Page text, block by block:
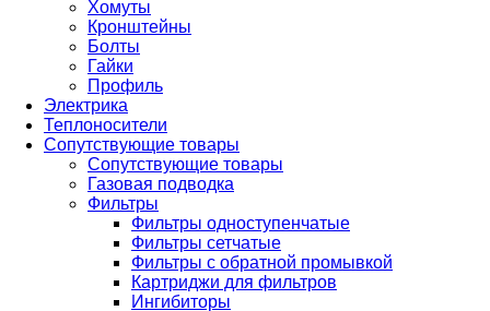
Хомуты
Кронштейны
Болты
Гайки
Профиль
Электрика
Теплоносители
Сопутствующие товары
Сопутствующие товары
Газовая подводка
Фильтры
Фильтры одноступенчатые
Фильтры сетчатые
Фильтры с обратной промывкой
Картриджи для фильтров
Ингибиторы